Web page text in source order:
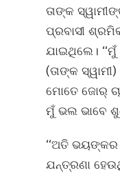
ତାଙ୍କ
ପ୍ରବାସୀ
ଯାଇଥିଲେ।
(ତାଙ୍କ
ମୋତେ ଜୋର୍‌
ମୁଁ ଭଲ ଭାବେ
‘‘ଅତି ଭୟଙ୍କର
ଯନ୍ତ୍ରଣା